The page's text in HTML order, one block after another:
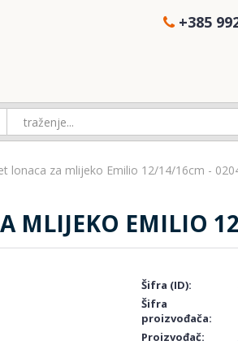
+385
lonaca za mlijeko Emilio 12/14/16cm -
MLIJEKO EMILIO
Šifra (ID):
Šifra
proizvođača:
Proizvođač: